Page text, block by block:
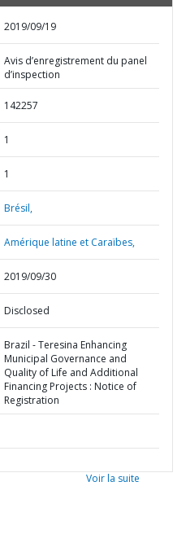
2019/09/19
Avis d’enregistrement du panel
d’inspection
142257
1
1
Brésil,
Amérique latine et Caraïbes,
2019/09/30
Disclosed
Brazil - Teresina Enhancing
Municipal Governance and
Quality of Life and Additional
Financing Projects : Notice of
Registration
Voir la suite